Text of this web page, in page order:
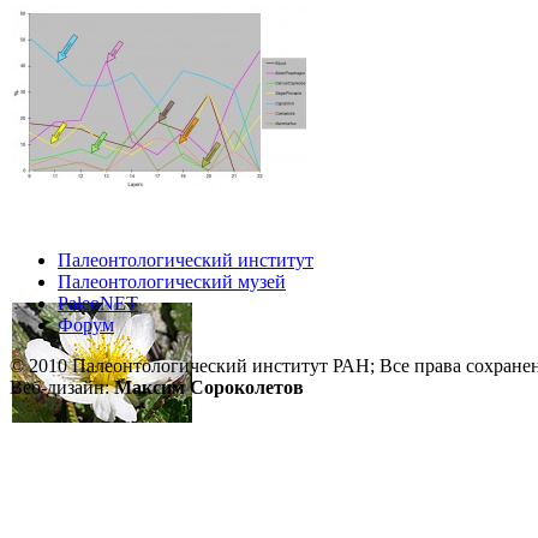
Палеонтологический институт
Палеонтологический музей
PaleoNET
Форум
© 2010 Палеонтологический институт РАН; Все права
Веб-дизайн:Максим Сороколетов